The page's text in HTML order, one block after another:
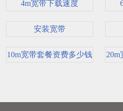
4m宽带下载速度
安装宽带
10m宽带套餐资费多少钱